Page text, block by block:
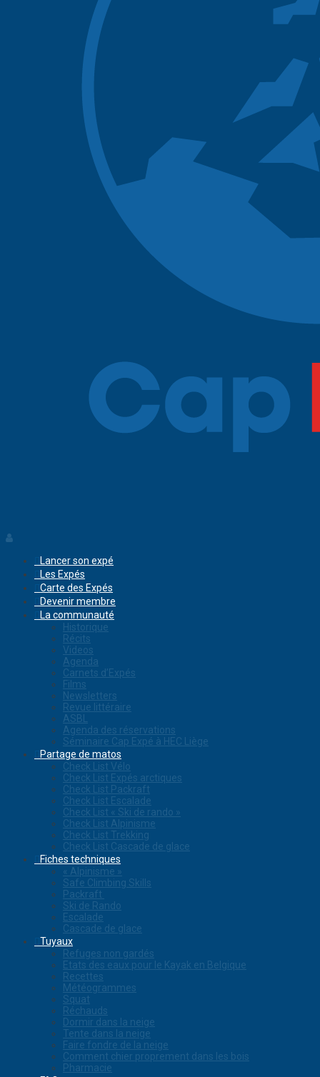
Lancer son expé
Les Expés
Carte des Expés
Devenir membre
La communauté
Historique
Récits
Videos
Agenda
Carnets d’Expés
Films
Newsletters
Revue littéraire
ASBL
Agenda des réservations
Séminaire Cap Expé à HEC Liège
Partage de matos
Check List Vélo
Check List Expés arctiques
Check List Packraft
Check List Escalade
Check List « Ski de rando »
Check List Alpinisme
Check List Trekking
Check List Cascade de glace
Fiches techniques
« Alpinisme »
Safe Climbing Skills
Packraft
Ski de Rando
Escalade
Cascade de glace
Tuyaux
Refuges non gardés
Etats des eaux pour le Kayak en Belgique
Recettes
Météogrammes
Squat
Réchauds
Dormir dans la neige
Tente dans la neige
Faire fondre de la neige
Comment chier proprement dans les bois
Pharmacie